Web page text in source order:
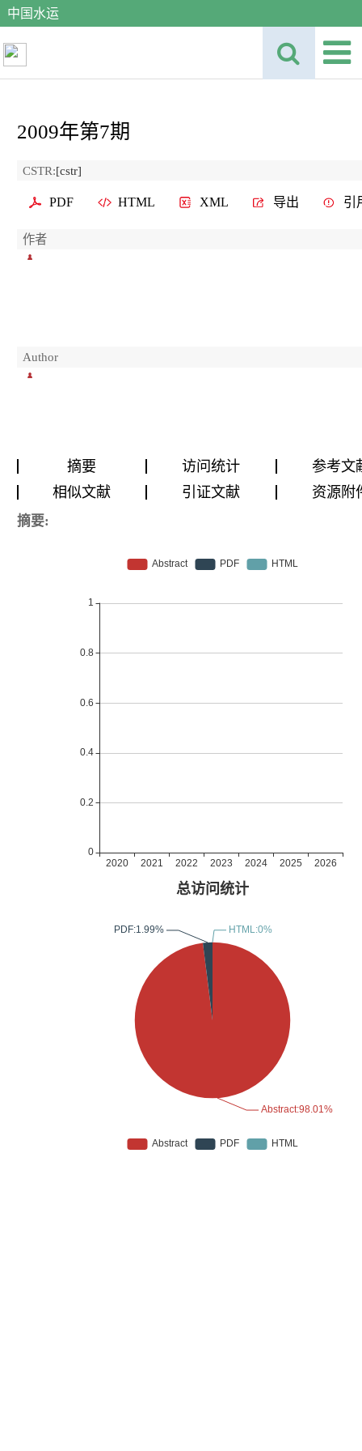
中国水运
2009年第7期
CSTR:[cstr]
PDF HTML XML 导出 引
作者
Author
摘要 访问统计
参考文
相似文献
引证文献 资源附
摘要: